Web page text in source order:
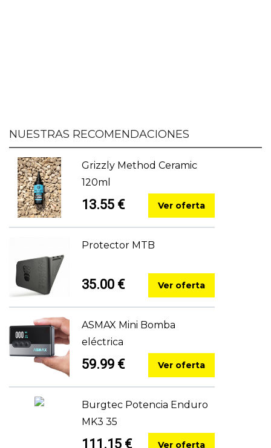
NUESTRAS RECOMENDACIONES
Grizzly Method Ceramic
120ml
13.55 € Ver oferta
Protector MTB
35.00 € Ver oferta
ASMAX Mini Bomba
eléctrica
59.99 € Ver oferta
Burgtec Potencia Enduro
MK3 35
111.15 € Ver oferta